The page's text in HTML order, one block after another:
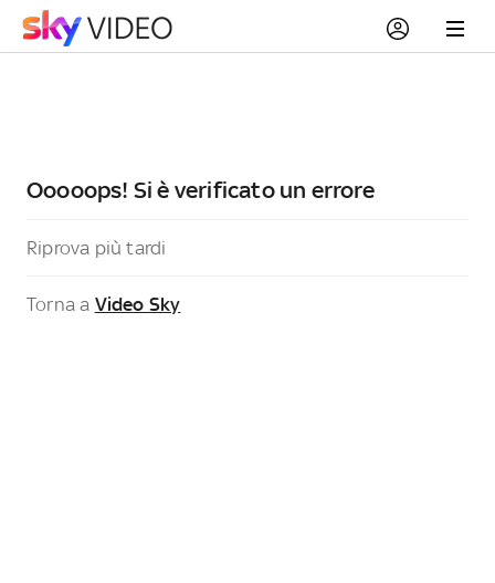
Ooooops! Si è verificato un errore
Riprova più tardi
Torna a Video Sky